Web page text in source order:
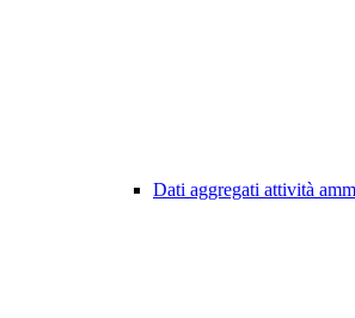
Dati aggregati attività